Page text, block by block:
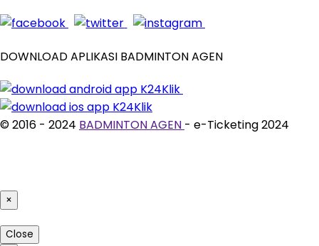
DOWNLOAD APLIKASI BADMINTON AGEN
© 2016 - 2024 BADMINTON AGEN - e-Ticketing 2024
×
Close